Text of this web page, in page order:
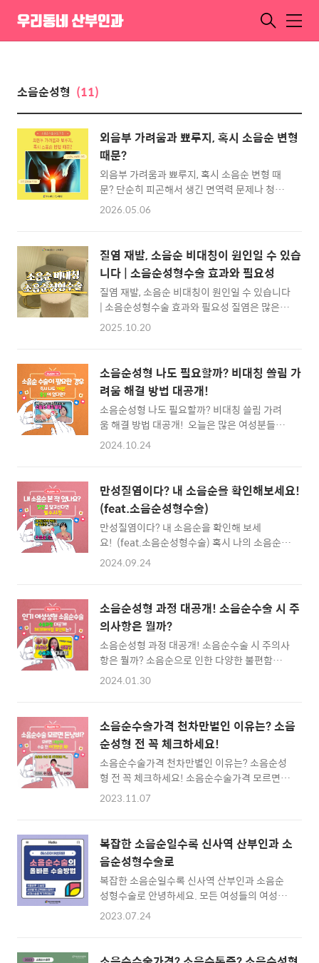
우리동네 산부인과 메
뉴
소음순성형 (11)
외음부 가려움과 뾰루지, 혹시 소음순 변형
때문?
외음부 가려움과 뾰루지, 혹시 소음순 변형 때
문? 단순히 피곤해서 생긴 면역력 문제나 청결
부족 때문이라고 생각하며 연고만 바르고 계시
나 원인 모를 가려움이 지속된다면 이제는 '구조
적 원인'을 살펴봐야 할 때입니다. - 목차 -단순
염증이 아닌 '구조적 문제'인 이유다른 질환과
헷갈리기 쉬운 외음부 가려움소음순수술이 필
요한 치료 기준기능과 미학을 동시에, '핑커벨
소음순수술' 솔루션자세한 문의는 카카오톡
몬 변화, 질염 등 다양한 원인이 있습니다. 하지
만 특별한 이유 없이 증상이 반복된다면 소음순
비대증이나 변형..
2026.05.06
질염 재발, 소음순 비대칭이 원인일 수 있습
니다 | 소음순성형수술 효과와 필요성
질염 재발, 소음순 비대칭이 원인일 수 있습니다
| 소음순성형수술 효과와 필요성 질염은 많은 여
성들이 겪는 흔한 질환 중 하나입니다. 한 번 치
이나 다녔는데 계속 반복돼요."이처럼 질염이
반복적으로 재발하는 경우, 단순한 위생관리나
약물치료만으로는 완전히 해결되지 않을 수 있
습니다. 이럴 땐 반드시 근본적인 원인, 특히 소
음순의 비대나 변형 같은 구조적인 문제를 의심
해 봐야 합니다. - 목차 -질염이 반복되는 원인,
속 재발하는 이유소음순성형수술, 어떻게 도움
이 되나요?소음순성형수술, 이런 분들에게 특히
추천합니다★수술..
2025.10.20
소음순성형 나도 필요할까? 비대칭 쓸림 가
려움 해결 방법 대공개!
소음순성형 나도 필요할까? 비대칭 쓸림 가려
움 해결 방법 대공개! 오늘은 많은 여성분들이
관심을 가지고 있는 주제, 하지만 쉽게 물어보기
이 여러분의 고민을 덜어드릴 수 있길 바랍니다.
헤스티아여성의원 당산점 전세정 대표원장님께
서 소음순성형이 필요한 사람들의 특징에 대
해 알기쉽게 설명해드립니다! ✔ 구간별 내비게
이션 ✔ 00:00 인트로00:25 소음순성형을 고려
해야할 사람은?01:20 소음순성형 정말 치료 효
아름다움을 책임지는 헤스티아여성의원 당산점
전세정 대표원장이에요. 오늘은 많은 여성들이
관심을 갖고 있는 주..
2024.10.24
만성질염이다? 내 소음순을 확인해보세요!
(feat.소음순성형수술)
만성질염이다? 내 소음순을 확인해 보세
요! (feat.소음순성형수술) 혹시 나의 소음순이
어떻게 생겼는지 본 적이 있나요?아니면 소음순
분할 수 있나요?오늘은 만성질염의 원인이 되기
도 하는 수술이 필요한 소음순에 대해 헤스티아
여성의원 신사본점 권정은 대표원장님께서 속
시원히 설명해 드립니다. ✔구간별 내비게이션
✔ 00:00 인트로00:28 소음순은?00:59 수술이
필요한 소음순은 어떻게 생겼나요?02:35 권정
신사본점 권정은 대표원장이에요. 혹시 자신의
소음순이 어떻게 생겼는지 본 적 있으세요? 아
니면 소음순의 위..
2024.09.24
소음순성형 과정 대공개! 소음순수술 시 주
의사항은 뭘까?
소음순성형 과정 대공개! 소음순수술 시 주의사
항은 뭘까? 소음순으로 인한 다양한 불편함이
발생할 수 있어요. 그래서 저희 헤스티아에서는
때문이에요! 병원을 선택할 때 중점적으로 봐야
하는 것과 수술을 할 때 주의사항 등 주요 정보
를 모두 담아 보았습니다. ✔ 구간별 네비게이션
✔ 00:05 소음순성형은 어떤 과정으로 진행될
까? 01:03 소음순성형 마취와 절개 방법은 어떻
게 진행될까? 02:17 병원 선택 시 신중해야하는
까? 소음순으로 인해 불편함을 느끼셨다면 병원
에 내원하셔서 싱담을 진행하게 되는데 상담 시
현재 가지고 ..
2024.01.30
소음순수술가격 천차만별인 이유는? 소음
순성형 전 꼭 체크하세요!
소음순수술가격 천차만별인 이유는? 소음순성
형 전 꼭 체크하세요! 소음순수술가격 모르면
돈낭비! 소음순성형 전 이것만은 꼭 소음순 늘
셨을거라 생각합니다. 그래서 소음순수술 하기
전 꼭 알아두면 좋은 사항들을 알려드리기 위해
영상을 제작하게 되었습니다. 권유 받은 것 중
필수적으로 하면 좋은 것과 굳이 필요하지 않은
수술은 무엇일까요? 미리 알면 돈낭비와 손해를
막는 꿀팁 노하우를 헤스티아 여성의원에서 공
수술 전 상담, 이런 경우 추가될 수 있습니다.
2023.11.07
복잡한 소음순일수록 신사역 산부인과 소
음순성형수술로
복잡한 소음순일수록 신사역 산부인과 소음순
성형수술로 안녕하세요. 모든 여성들의 여성성
을 되찾아 드리는 신사역산부인과 헤스티아 여
겉에서 보이는 모양은 한쌍의 초승달 모양입니
2023.07.24